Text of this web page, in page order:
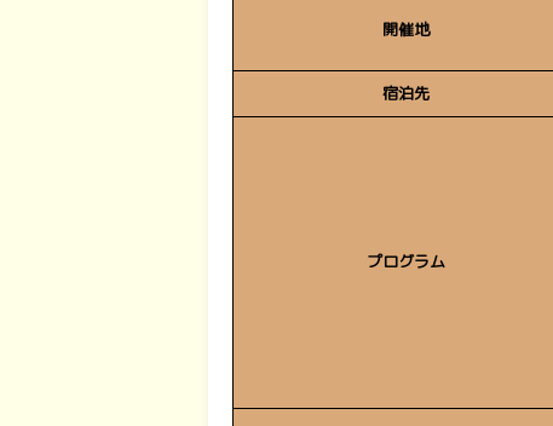
開催地
宿泊先
プログラム